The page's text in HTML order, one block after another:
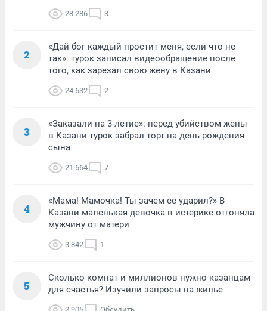
28 286 3
2
«Дай бог каждый простит меня, если что не
так»: турок записал видеообращение после
того, как зарезал свою жену в Казани
24 632 2
3
«Заказали на 3-летие»: перед убийством жены
в Казани турок забрал торт на день рождения
сына
21 664 7
4
«Мама! Мамочка! Ты зачем ее ударил?» В
Казани маленькая девочка в истерике отгоняла
мужчину от матери
3 842 1
5
Сколько комнат и миллионов нужно казанцам
для счастья? Изучили запросы на жилье